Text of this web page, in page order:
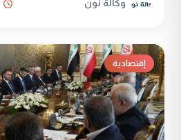
وكالة نون
إقتصادية